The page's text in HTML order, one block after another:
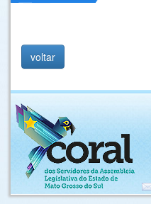
voltar